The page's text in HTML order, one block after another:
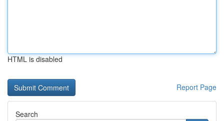
HTML is disabled
Report Page
Search